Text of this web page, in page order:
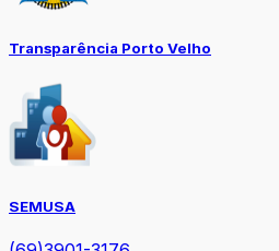
Transparência Porto Velho
SEMUSA